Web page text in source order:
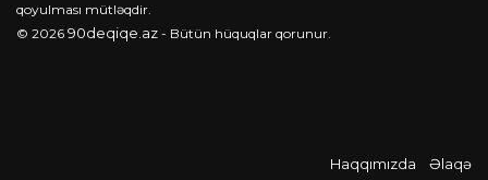
qoyulması mütləqdir.
© 2026 90deqiqe.az - Bütün hüquqlar qorunur.
Haqqımızda Əlaqə